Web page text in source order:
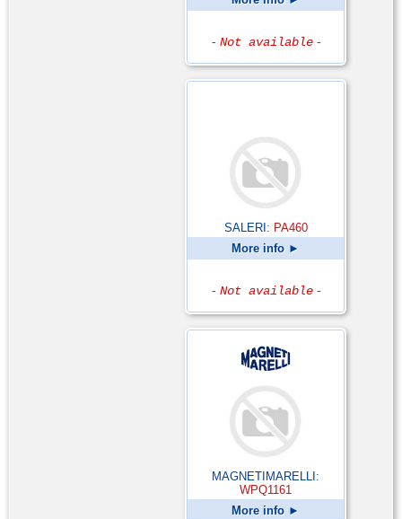
- Not available -
SALERI: PA460
More info ►
- Not available -
MAGNETIMARELLI:
WPQ1161
More info ►